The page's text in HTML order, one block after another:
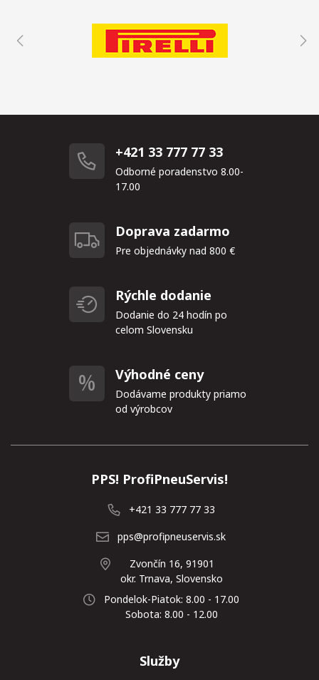
+421 33 777 77 33
Odborné poradenstvo 8.00-
17.00
Doprava zadarmo
Pre objednávky nad 800 €
Rýchle dodanie
Dodanie do 24 hodín po
celom Slovensku
Výhodné ceny
Dodávame produkty priamo
od výrobcov
PPS! ProfiPneuServis!
+421 33 777 77 33
pps@profipneuservis.sk
Zvončín 16, 91901
okr. Trnava, Slovensko
Pondelok-Piatok: 8.00 - 17.00
Sobota: 8.00 - 12.00
Služby